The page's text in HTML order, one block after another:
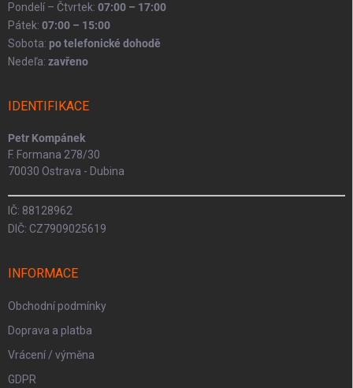
Pondelí – Čtvrtek: 07:00 – 17:00
Pátek: 07:00 – 15:00
Sobota: po telefonické dohodě
Nedeľa: zavřeno
IDENTIFIKACE
Petr Kompánek
F. Formana 278/30
70030 Ostrava - Dubina
IČ: 88128962
DIČ: CZ7909025619
INFORMACE
Obchodní podmínky
Doprava a platba
Vrácení / výměna
GDPR